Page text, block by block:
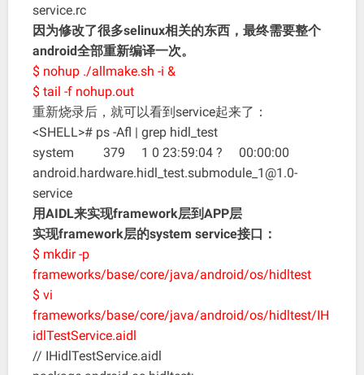
service.rc
因为修改了很多selinux相关的东西，最终需要整个
android全部重新编译一次。
$ nohup ./allmake.sh -i &
$ tail -f nohup.out
重新烧录后，就可以看到service起来了：
<SHELL># ps -Afl | grep hidl_test
system 379 1 0 23:59:04 ? 00:00:00
android.hardware.hidl_test.submodule_1@1.0-
service
用AIDL来实现framework层到APP层
实现framework层的system service接口：
$ mkdir -p
frameworks/base/core/java/android/os/hidltest
$ vi
frameworks/base/core/java/android/os/hidltest/IH
idlTestService.aidl
// IHidlTestService.aidl